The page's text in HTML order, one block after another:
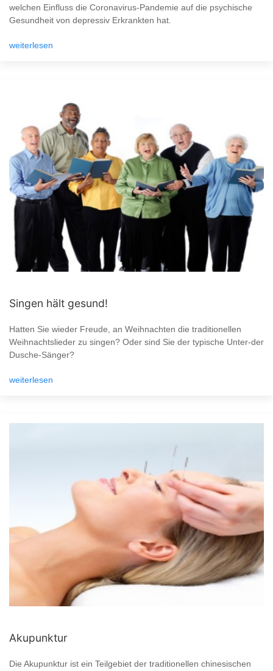
welchen Einfluss die Coronavirus-Pandemie auf die psychische
Gesundheit von depressiv Erkrankten hat.
weiterlesen
Singen hält gesund!
Hatten Sie wieder Freude, an Weihnachten die traditionellen
Weihnachtslieder zu singen? Oder sind Sie der typische Unter-der
Dusche-Sänger?
weiterlesen
Akupunktur
Die Akupunktur ist ein Teilgebiet der traditionellen chinesischen